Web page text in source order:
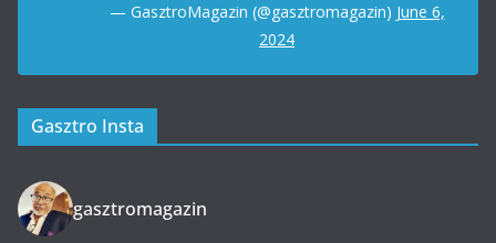
— GasztroMagazin (@gasztromagazin) June 6,
2024
Gasztro Insta
gasztromagazin